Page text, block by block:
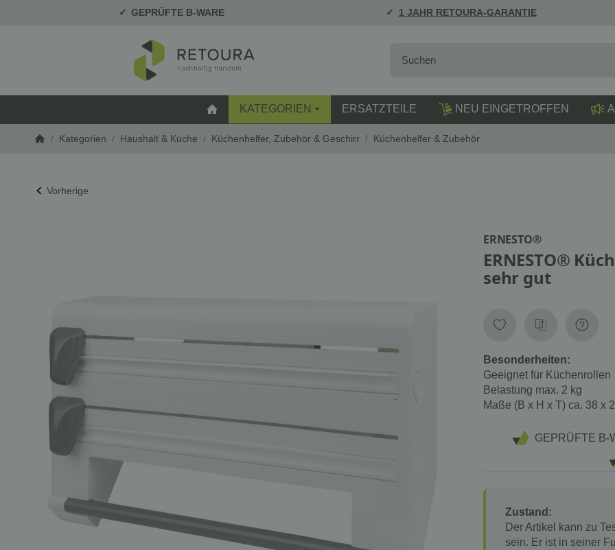
GEPRÜFTE B-WARE 1 JAHR RETOURA-GARANTIE
STARTSEITE
KATEGORIEN ERSATZTEILE NEU EINGETROFFEN
/ Kategorien / Haushalt & Küche / Küchenhelfer, Zubehör & Geschirr / Küchenhelfer & Zubehör
Vorherige
ERNESTO®
ERNESTO®
sehr gut
Besonderheiten:
Geeignet für Küchenrollen
Belastung max. 2 kg
Maße (B x H x T) ca. 38 x
GEPRÜFTE B-
Zustand:
Der Artikel kann zu
sein. Er ist in seiner